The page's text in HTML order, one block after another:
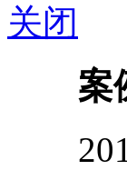
关闭
案
2013